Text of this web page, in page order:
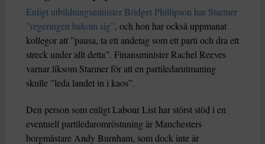
Enligt utbildningsminister Bridget Phillipson har Starmer
”regeringen bakom sig”, och hon har också uppmanat
kollegor att ”pausa, ta ett andetag som ett parti och dra ett
streck under allt detta”. Finansminister Rachel Reeves
varnar liksom Starmer för att en partiledarutmaning
skulle ”leda landet in i kaos”.
Den person som enligt Labour List har störst stöd i en
eventuell partiledaromröstnning är Manchesters
borgmästare Andy Burnham, som dock inte är